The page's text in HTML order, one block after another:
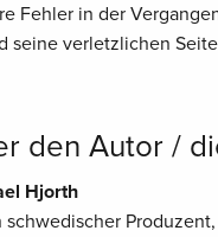
Fehler in der
seine verletzlichen
den Autor /
Hjorth
schwedischer